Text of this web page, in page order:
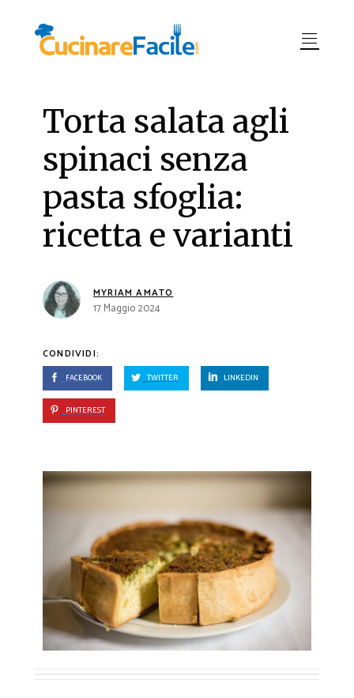
Torta salata agli
spinaci senza
pasta sfoglia:
ricetta e varianti
MYRIAM AMATO
17 Maggio 2024
CONDIVIDI:
FACEBOOK TWITTER LINKEDIN
PINTEREST